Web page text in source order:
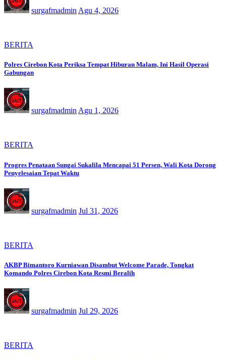
surgafmadmin Agu 4, 2026
BERITA
Polres Cirebon Kota Periksa Tempat Hiburan Malam, Ini Hasil Operasi
Gabungan
surgafmadmin Agu 1, 2026
BERITA
Progres Penataan Sungai Sukalila Mencapai 51 Persen, Wali Kota Dorong
Penyelesaian Tepat Waktu
surgafmadmin Jul 31, 2026
BERITA
AKBP Bimantoro Kurniawan Disambut Welcome Parade, Tongkat
Komando Polres Cirebon Kota Resmi Beralih
surgafmadmin Jul 29, 2026
BERITA